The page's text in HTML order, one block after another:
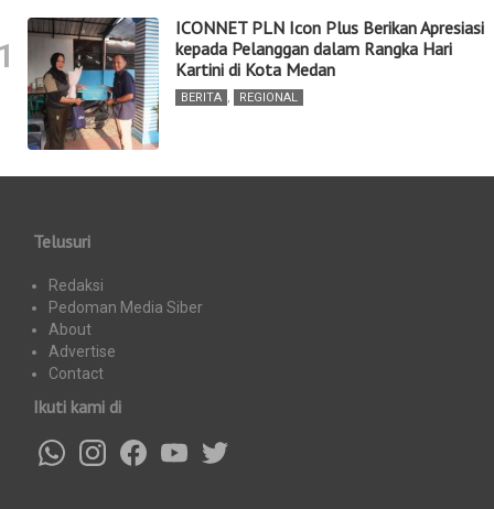
ICONNET PLN Icon Plus Berikan Apresiasi
kepada Pelanggan dalam Rangka Hari
Kartini di Kota Medan
BERITA , REGIONAL
Telusuri
Redaksi
Pedoman Media Siber
About
Advertise
Contact
Ikuti kami di